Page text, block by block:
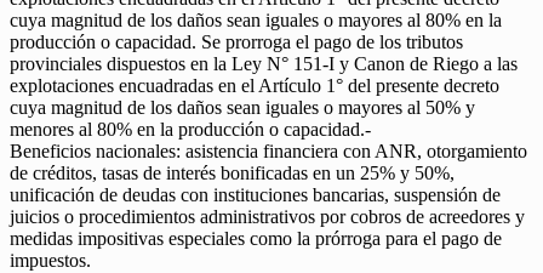
cuya magnitud de los daños sean iguales o mayores al 80% en la
producción o capacidad. Se prorroga el pago de los tributos
provinciales dispuestos en la Ley N° 151-I y Canon de Riego a las
explotaciones encuadradas en el Artículo 1° del presente decreto
cuya magnitud de los daños sean iguales o mayores al 50% y
menores al 80% en la producción o capacidad.-
Beneficios nacionales: asistencia financiera con ANR, otorgamiento
de créditos, tasas de interés bonificadas en un 25% y 50%,
unificación de deudas con instituciones bancarias, suspensión de
juicios o procedimientos administrativos por cobros de acreedores y
medidas impositivas especiales como la prórroga para el pago de
impuestos.